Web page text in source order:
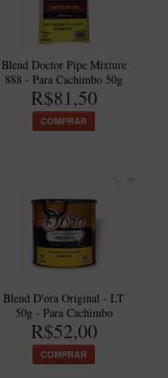
Blend Doctor Pipe Mixture
888 - Para Cachimbo 50g
R$81,50
COMPRAR
Blend D'ora Original - LT
50g - Para Cachimbo
R$52,00
COMPRAR